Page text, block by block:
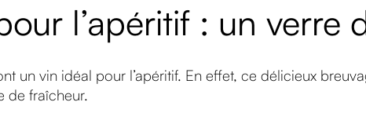
l’apéritif : un verre
un vin idéal pour l’apéritif. En effet, ce délicieux
de fraîcheur.